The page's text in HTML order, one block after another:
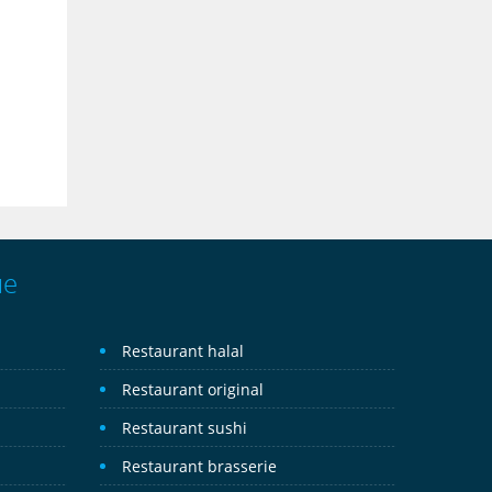
Restaurant halal
Restaurant original
Restaurant sushi
Restaurant brasserie